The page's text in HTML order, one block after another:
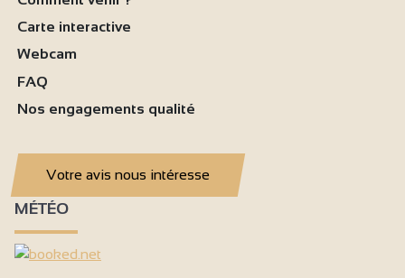
Carte interactive
Webcam
FAQ
Nos engagements qualité
Votre avis nous intéresse
MÉTÉO